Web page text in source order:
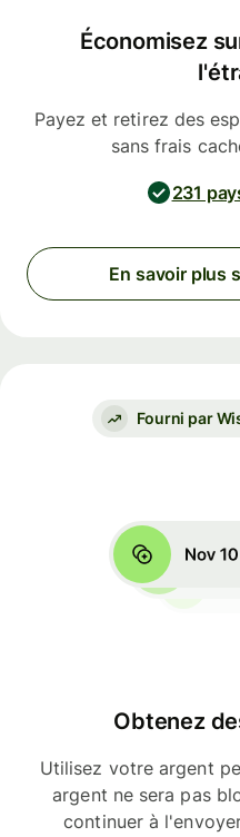
Économisez
Payez et retirez des
sans frais
231
En savoir plus
Fourni par
Obtenez
Utilisez votre argent
argent ne sera pas
continuer à